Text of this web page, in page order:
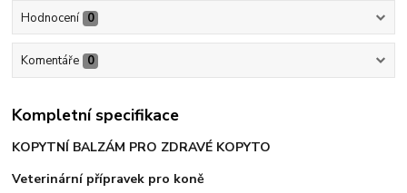
Hodnocení 0
Komentáře 0
Kompletní specifikace
KOPYTNÍ BALZÁM PRO ZDRAVÉ KOPYTO
Veterinární přípravek pro koně